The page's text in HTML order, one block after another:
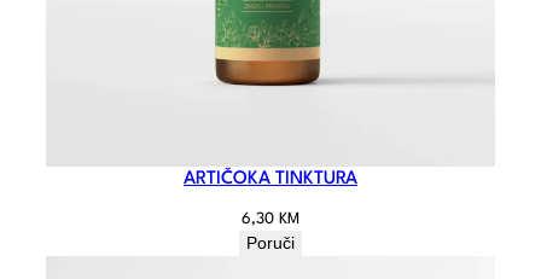
ARTIČOKA TINKTURA
6,30 KM
Poruči